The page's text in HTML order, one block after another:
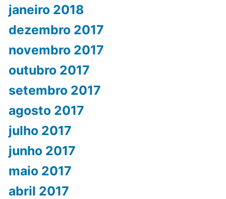
janeiro 2018
dezembro 2017
novembro 2017
outubro 2017
setembro 2017
agosto 2017
julho 2017
junho 2017
maio 2017
abril 2017